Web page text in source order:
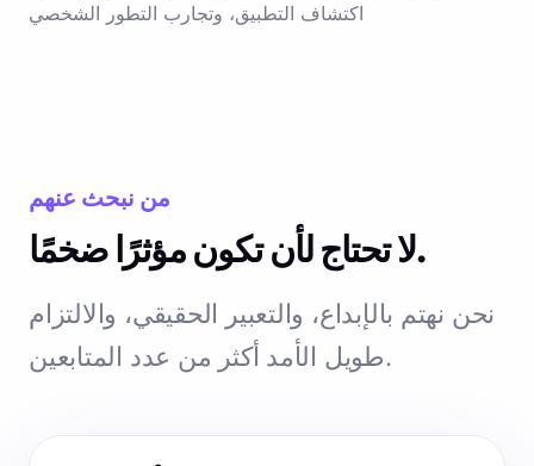
اكتشاف التطبيق، وتجارب التطور الشخصي
من نبحث عنهم
لا تحتاج لأن تكون مؤثرًا ضخمًا.
نحن نهتم بالإبداع، والتعبير الحقيقي، والالتزام
طويل الأمد أكثر من عدد المتابعين.